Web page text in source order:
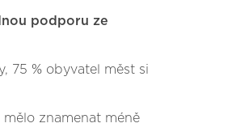
podporu ze
75 % obyvatel měst si
znamenat méně